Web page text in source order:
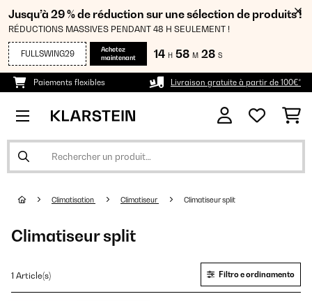
Jusqu’à 29 % de réduction sur une sélection de produits !
RÉDUCTIONS MASSIVES PENDANT 48 H SEULEMENT !
FULLSWING29
Achetez
maintenant
14 H 58 M 27 S
Paiements flexibles Livraison gratuite à partir de 100€*
Climatisation Climatiseur Climatiseur split
Climatiseur split
1 Article(s) Filtro e ordinamento